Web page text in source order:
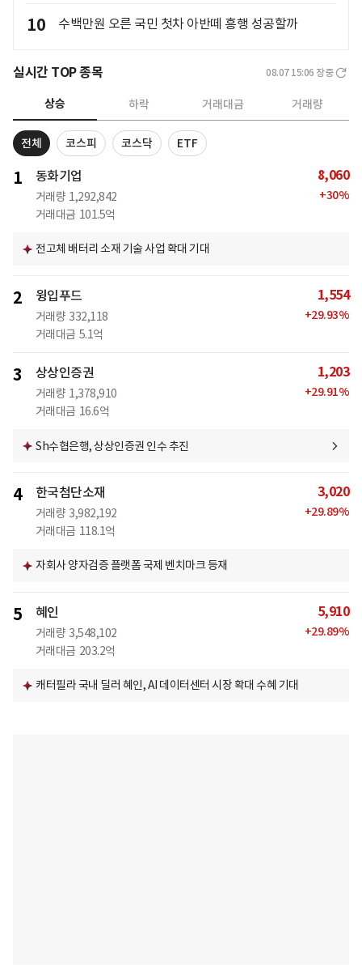
10 수백만원 오른 국민 첫차 아반떼 흥행 성공할까
실시간 TOP 종목 08.07 15:06 장중
상승 하락 거래대금 거래량
전체 코스피 코스닥 ETF
1 동화기업
거래량 1,292,842
거래대금 101.5억
8,060
+30%
전고체 배터리 소재 기술 사업 확대 기대
2 윙입푸드
거래량 332,118
거래대금 5.1억
1,554
+29.93%
3 상상인증권
거래량 1,378,910
거래대금 16.6억
1,203
+29.91%
Sh수협은행, 상상인증권 인수 추진
4 한국첨단소재
거래량 3,982,192
거래대금 118.1억
3,020
+29.89%
자회사 양자검증 플랫폼 국제 벤치마크 등재
5 혜인
거래량 3,548,102
거래대금 203.2억
5,910
+29.89%
캐터필라 국내 딜러 혜인, AI 데이터센터 시장 확대 수혜 기대